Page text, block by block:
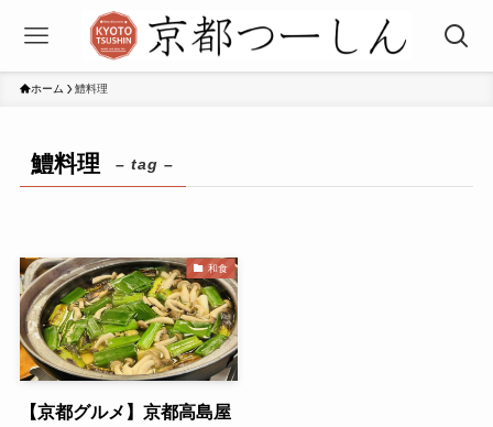
ホーム 鱧料理
鱧料理 – tag –
和食
【京都グルメ】京都高島屋